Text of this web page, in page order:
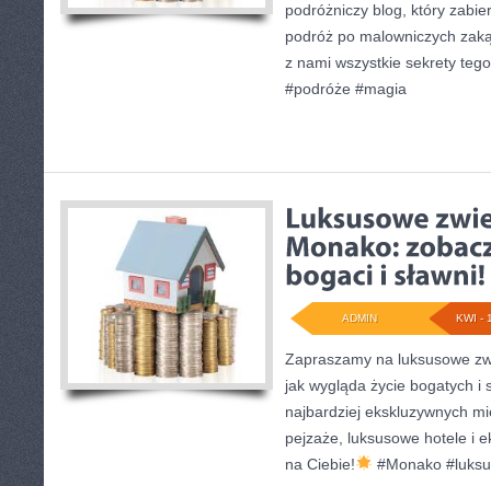
podróżniczy blog, który
podróż po malowniczych
z nami wszystkie sekrety
#podróże #magia
KWI -
ADMIN
Zapraszamy na luksusowe
jak wygląda życie bogatych i
najbardziej ekskluzywnych
pejzaże, luksusowe hotele i
na Ciebie!
#Monako